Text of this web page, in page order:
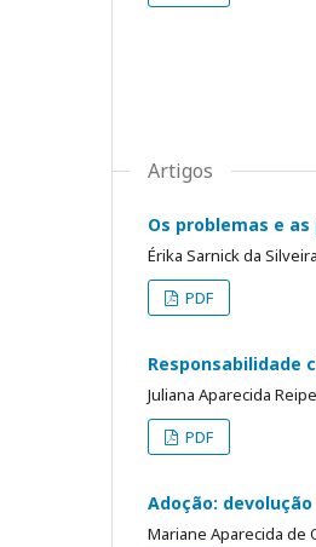
Artigos
Os problemas e
Érika Sarnick da Silveira
PDF
Responsabilidade
Juliana Aparecida
PDF
Adoção:
Mariane Aparecida de